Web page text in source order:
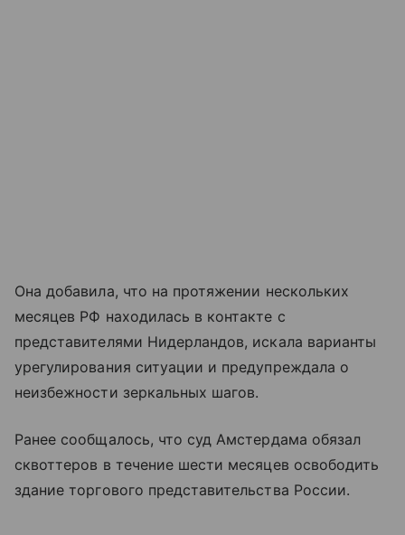
Она добавила, что на протяжении нескольких
месяцев РФ находилась в контакте с
представителями Нидерландов, искала варианты
урегулирования ситуации и предупреждала о
неизбежности зеркальных шагов.
Ранее сообщалось, что суд Амстердама обязал
сквоттеров в течение шести месяцев освободить
здание торгового представительства России.